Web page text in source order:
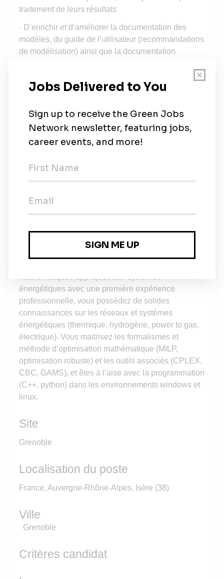
traitement de leurs résultats
· D’enrichir et d’améliorer la documentation des
modèles, du guide de l’utilisateur (recommandations
de modélisation) ainsi que la documentation
· D’assurer la formation des utilisateurs,
livrables dans les délais impartis
· De contribuer au rayonnement scientifique et
technique du laboratoire par la rédaction d'articles
Vous apportez votre créativité, votre capacité à
proposer des solutions innovantes, vous appréciez
Profil du candidat
énergétiques avec une première expérience
professionnelle, vous possédez de solides
connaissances sur les réseaux et systèmes
énergétiques (thermique, hydrogène, power to gas,
électrique). Vous maitrisez les formalismes et
méthode d’optimisation mathématique (MILP,
optimisation robuste) et les outils associés (CPLEX,
CBC, GAMS), et êtes à l’aise avec la programmation
(C++, python) dans les environnements windows et
linux.
Site
Grenoble
Localisation du poste
France, Auvergne-Rhône-Alpes, Isère (38)
Ville
Grenoble
Critères candidat